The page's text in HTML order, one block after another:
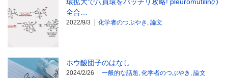
環拡大で八員環をバッチリ攻略! pleuromutilinの
全合…
2022/9/3 化学者のつぶやき , 論文
ホウ酸団子のはなし
2024/2/26 一般的な話題, 化学者のつぶやき , 論文